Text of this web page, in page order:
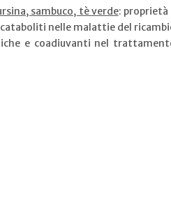
sambuco, tè verde: proprietà
nelle malattie del
e coadiuvanti nel